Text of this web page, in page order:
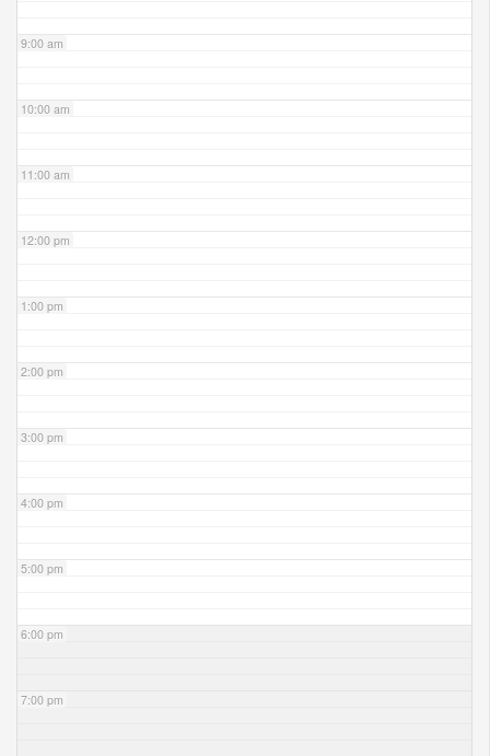
9:00 am
10:00 am
11:00 am
12:00 pm
1:00 pm
2:00 pm
3:00 pm
4:00 pm
5:00 pm
6:00 pm
7:00 pm